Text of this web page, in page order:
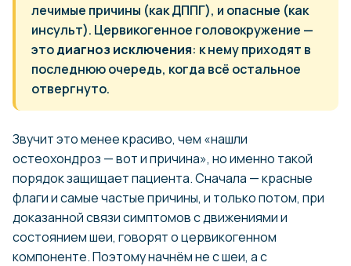
лечимые причины (как ДППГ), и опасные (как
инсульт). Цервикогенное головокружение —
этодиагноз исключения: к нему приходят в
последнюю очередь, когда всё остальное
отвергнуто.
Звучит это менее красиво, чем «нашли
остеохондроз — вот и причина», но именно такой
порядок защищает пациента. Сначала — красные
флаги и самые частые причины, и только потом, при
доказанной связи симптомов с движениями и
состоянием шеи, говорят о цервикогенном
компоненте. Поэтому начнём не с шеи, а с